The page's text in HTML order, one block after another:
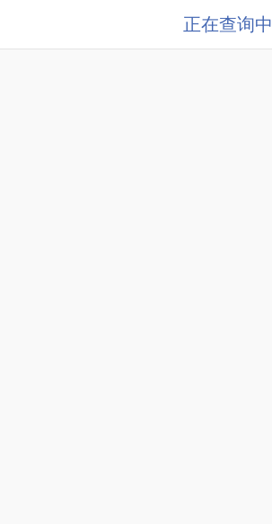
正在查询中